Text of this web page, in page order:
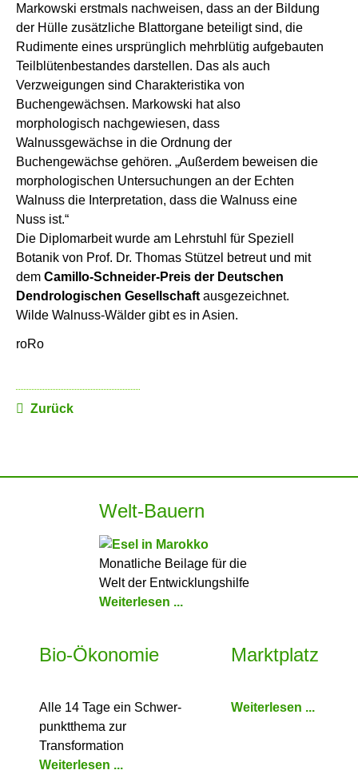
Markowski erstmals nachweisen, dass an der Bildung
der Hülle zusätzliche Blattorgane beteiligt sind, die
Rudimente eines ursprünglich mehrblütig aufgebauten
Teilblütenbestandes darstellen. Das als auch
Verzweigungen sind Charakteristika von
Buchengewächsen. Markowski hat also
morphologisch nachgewiesen, dass
Walnussgewächse in die Ordnung der
Buchengewächse gehören. „Außerdem beweisen die
morphologischen Untersuchungen an der Echten
Walnuss die Interpretation, dass die Walnuss eine
Nuss ist.“
Die Diplomarbeit wurde am Lehrstuhl für Speziell
Botanik von Prof. Dr. Thomas Stützel betreut und mit
dem Camillo-Schneider-Preis der Deutschen
Dendrologischen Gesellschaft ausgezeichnet.
Wilde Walnuss-Wälder gibt es in Asien.
roRo
Zurück
Welt-Bauern
Monatliche Beilage für die
Welt der Entwicklungshilfe
Weiterlesen ...
Bio-Ökonomie
Alle 14 Tage ein Schwer­
punkt­thema zur
Transformation
Weiterlesen ...
Marktplatz
Weiterlesen ...